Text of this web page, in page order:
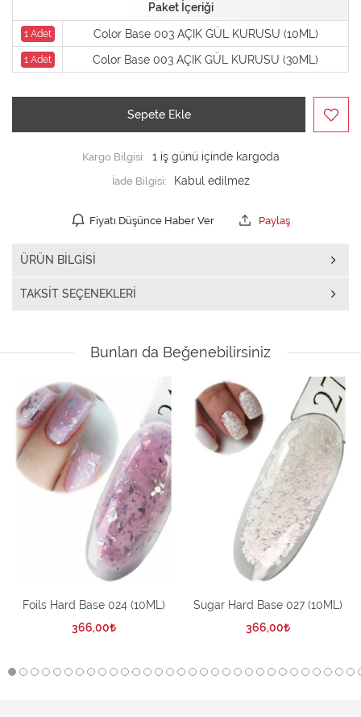
Paket İçeriği
1 Adet Color Base 003 AÇIK GÜL KURUSU (10ML)
1 Adet Color Base 003 AÇIK GÜL KURUSU (30ML)
Sepete Ekle
Kargo Bilgisi:
1 iş günü içinde kargoda
İade Bilgisi:
Fiyatı Düşünce Haber Ver Paylaş
ÜRÜN BILGISI
TAKSIT SEÇENEKLERI
Bunları da Beğenebilirsiniz
Foils Hard Base 024 (10ML)
366,00
Sugar Hard Base 027 (10ML)
366,00